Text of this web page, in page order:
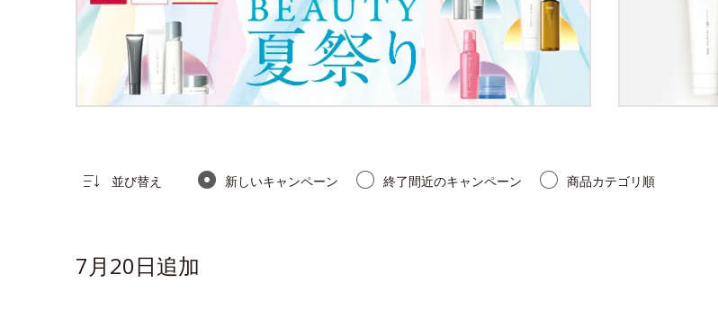
並び替え 新しいキャンペーン 終了間近のキャンペーン 商品カテゴリ順
7月20日追加